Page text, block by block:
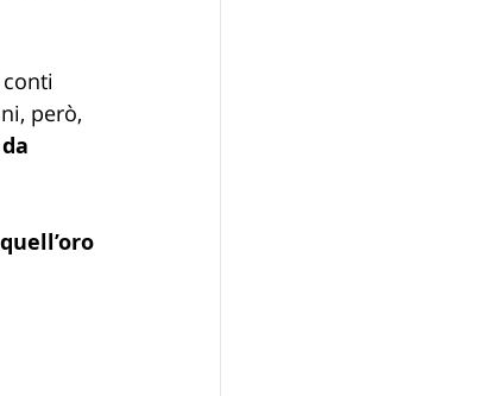
però,
quell’oro